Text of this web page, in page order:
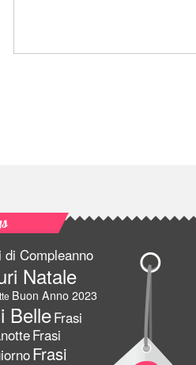
di Compleanno
Natale
Buon Anno 2023
BelleFrasi
Frasi
Frasi